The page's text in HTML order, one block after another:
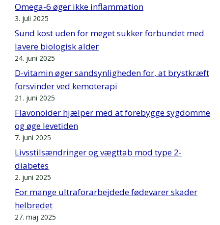
Omega-6 øger ikke inflammation
3. juli 2025
Sund kost uden for meget sukker forbundet med
lavere biologisk alder
24. juni 2025
D-vitamin øger sandsynligheden for, at brystkræft
forsvinder ved kemoterapi
21. juni 2025
Flavonoider hjælper med at forebygge sygdomme
og øge levetiden
7. juni 2025
Livsstilsændringer og vægttab mod type 2-
diabetes
2. juni 2025
For mange ultraforarbejdede fødevarer skader
helbredet
27. maj 2025